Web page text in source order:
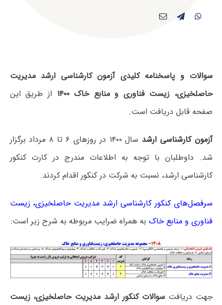
سوالات و پاسخنامه کلیدی آزمون کارشناسی ارشد مدیریت
حاصلخیزی، زیست فناوری و منابع خاک ۱۴۰۰
از طریق این
صفحه قابل دریافت است.
آزمون کارشناسی ارشد
سال ۱۴۰۰ در روزهای ۶ تا ۸ مرداد برگزار
شد. داوطلبان با توجه به اطلاعات مندرج در کارت کنکور
کارشناسی ارشد، نسبت به شرکت در کنکور اقدام کردند.
سرفصل‌های کنکور کارشناسی ارشد مدیریت حاصلخیزی، زیست
فناوری و منابع خاک به همراه ضرایب مربوطه به شرح زیر است:
جهت دریافتسوالات کنکور ارشد مدیریت حاصلخیزی، زیست